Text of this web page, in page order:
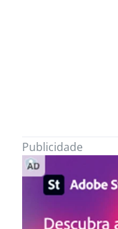
Publicidade